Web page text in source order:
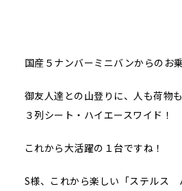
国産５ナンバーミニバンからのお乗
御友人達との山登りに、人も荷物
３列シート・ハイエースワイド！
これから大活躍の１台ですね！
S様、これから楽しい「ステルス